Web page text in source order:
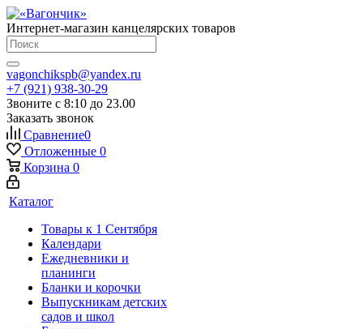
Интернет-магазин канцелярских товаров
vagonchikspb@yandex.ru
+7 (921) 938-30-29
Звоните с 8:10 до 23.00
Заказать звонок
Сравнение0
Отложенные 0
Корзина 0
Каталог
Товары к 1 Сентября
Календари
Ежедневники и
планинги
Бланки и корочки
Выпускникам детских
садов и школ